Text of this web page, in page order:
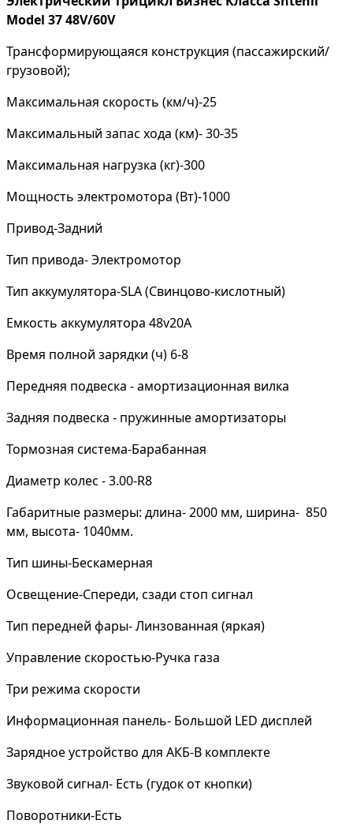
Model 37 48V/60V
Трансформирующаяся конструкция (пассажирский/
грузовой);
Максимальная скорость (км/ч)-25
Максимальный запас хода (км)- 30-35
Максимальная нагрузка (кг)-300
Мощность электромотора (Вт)-1000
Привод-Задний
Тип привода- Электромотор
Тип аккумулятора-SLA (Свинцово-кислотный)
Емкость аккумулятора 48v20A
Время полной зарядки (ч) 6-8
Передняя подвеска - амортизационная вилка
Задняя подвеска - пружинные амортизаторы
Тормозная система-Барабанная
Диаметр колес - 3.00-R8
Габаритные размеры: длина- 2000 мм, ширина- 850
мм, высота- 1040мм.
Тип шины-Бескамерная
Освещение-Спереди, сзади стоп сигнал
Тип передней фары- Линзованная (яркая)
Управление скоростью-Ручка газа
Три режима скорости
Информационная панель- Большой LED дисплей
Зарядное устройство для АКБ-В комплекте
Звуковой сигнал- Есть (гудок от кнопки)
Поворотники-Есть